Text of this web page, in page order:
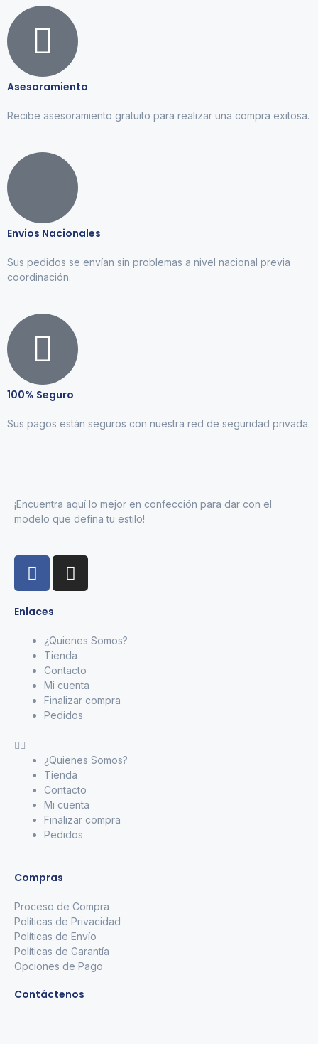
Asesoramiento
Recibe asesoramiento gratuito para realizar una compra exitosa.
Envios Nacionales
Sus pedidos se envían sin problemas a nivel nacional previa
coordinación.
100% Seguro
Sus pagos están seguros con nuestra red de seguridad privada.
¡Encuentra aquí lo mejor en confección para dar con el
modelo que defina tu estilo!
Enlaces
¿Quienes Somos?
Tienda
Contacto
Mi cuenta
Finalizar compra
Pedidos
¿Quienes Somos?
Tienda
Contacto
Mi cuenta
Finalizar compra
Pedidos
Compras
Proceso de Compra
Políticas de Privacidad
Políticas de Envío
Políticas de Garantía
Opciones de Pago
Contáctenos